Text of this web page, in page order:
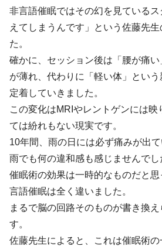
非言語催眠ではその幻を見ている
えてしまうんです」という佐藤先
た。
確かに、セッション後は「腰が痛
が薄れ、代わりに「軽い体」とい
定着していきました。
この変化はMRIやレントゲンには映
ては紛れもない現実です。
10年間、雨の日には必ず痛みが出
雨でも何の違和感も感じませんでし
催眠術の効果は一時的なものだと
言語催眠は全く違いました。
まるで脳の回路そのものが書き換
す。
佐藤先生によると、これは催眠術の